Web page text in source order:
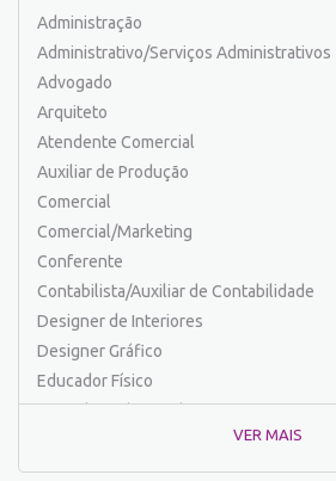
Barman
Cabeleireiro
Caixa Bancário/Operador de Caixa
Carpinteiro
Carregador/Ajudante Carga e Descarga
Chefe de Cozinha
Comercial
Comercial/Marketing
Comprador
Conferente
Contabilista/Auxiliar de Contabilidade
Controlador
Costureira/Costureiro Industrial
Cozinha/ Pizzaiolo
Administração
Administrativo/Serviços Administrativos
Advogado
Arquiteto
Atendente Comercial
Auxiliar de Produção
Comercial
Comercial/Marketing
Conferente
Contabilista/Auxiliar de Contabilidade
Designer de Interiores
Designer Gráfico
Educador Físico
Engenharia (Outras)
Engenharia Elétrica e Eletrônica
VER MAIS